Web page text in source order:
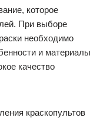
которое
При выборе
необходимо
и материалы
качество
краскопультов